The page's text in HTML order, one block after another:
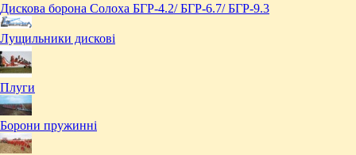
Дискова борона Солоха БГР-4.2/ БГР-6.7/ БГР-9.3
Лущильники дискові
Плуги
Борони пружинні